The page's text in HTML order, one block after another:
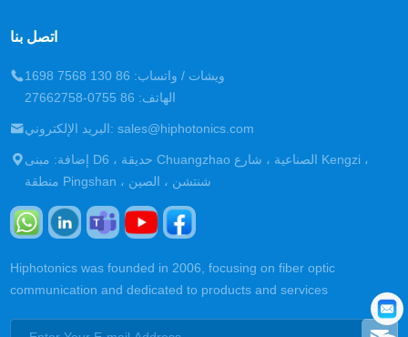
اتصل بنا
ويشات / واتساب: 86 130 7568 1698
الهاتف: 86 0755-27662758
البريد الإلكتروني: sales@hiphotonics.com
إضافة: مبنى D6 ، حديقة Chuangzhao الصناعية ، شارع Kengzi ،
منطقة Pingshan ، شنتشن ، الصين
Hiphotonics was founded in 2006, focusing on fiber optic
communication and dedicated to products and services